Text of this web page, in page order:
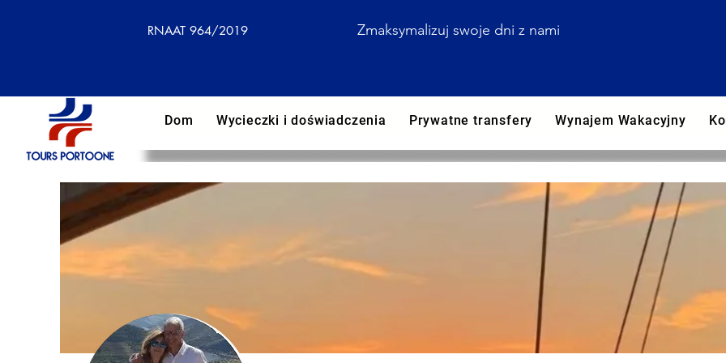
RNAAT 964/2019 Zmaksymalizuj swoje dni z nami
Dom Wycieczki i doświadczenia Prywatne transfery Wynajem Wakacyjny